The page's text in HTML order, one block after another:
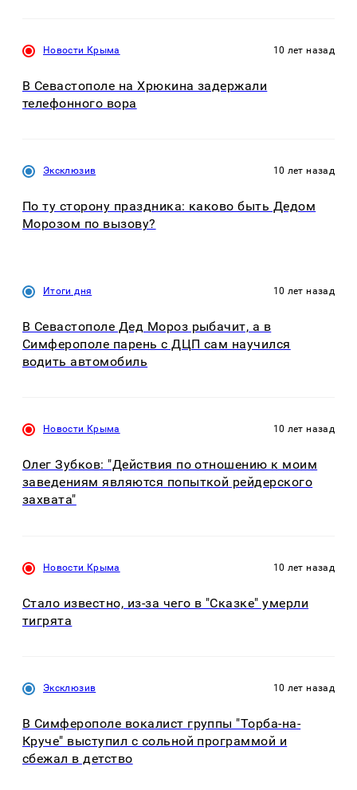
Новости Крыма 10 лет назад
В Севастополе на Хрюкина задержали
телефонного вора
Эксклюзив 10 лет назад
По ту сторону праздника: каково быть Дедом
Морозом по вызову?
Итоги дня 10 лет назад
В Севастополе Дед Мороз рыбачит, а в
Симферополе парень с ДЦП сам научился
водить автомобиль
Новости Крыма 10 лет назад
Олег Зубков: "Действия по отношению к моим
заведениям являются попыткой рейдерского
захвата"
Новости Крыма 10 лет назад
Стало известно, из-за чего в "Сказке" умерли
тигрята
Эксклюзив 10 лет назад
В Симферополе вокалист группы "Торба-на-
Круче" выступил с сольной программой и
сбежал в детство